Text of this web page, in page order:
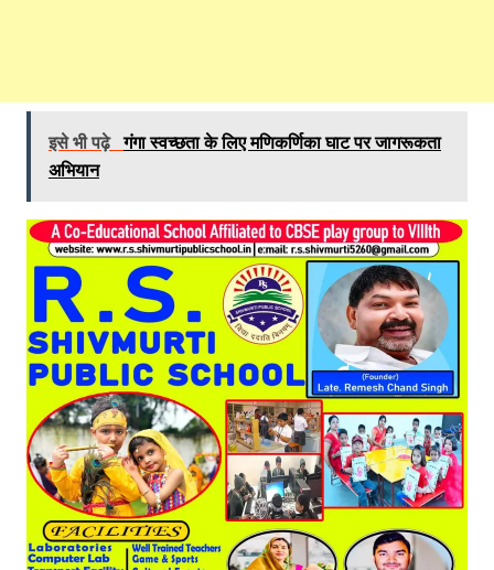
इसे भी पढ़े गंगा स्वच्छता के लिए मणिकर्णिका घाट पर जागरूकता
अभियान